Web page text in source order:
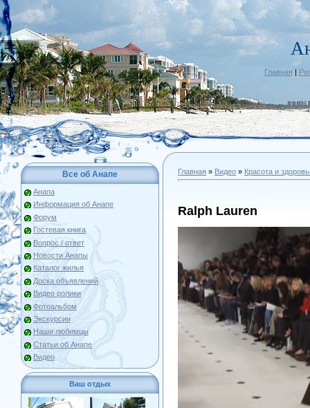
Главная|
Все об Анапе
Анапа
Информация об Анапе
Форум
Гостевая книга
Вопрос / ответ
Новости Анапы
Каталог жилья
Доска объявлений
Видео ролики
Фотоальбом
Экскурсии
Наши любимцы
Статьи об Анапе
Видео
Ваш отдых
Главная » Видео » Красота и
Ralph Lauren